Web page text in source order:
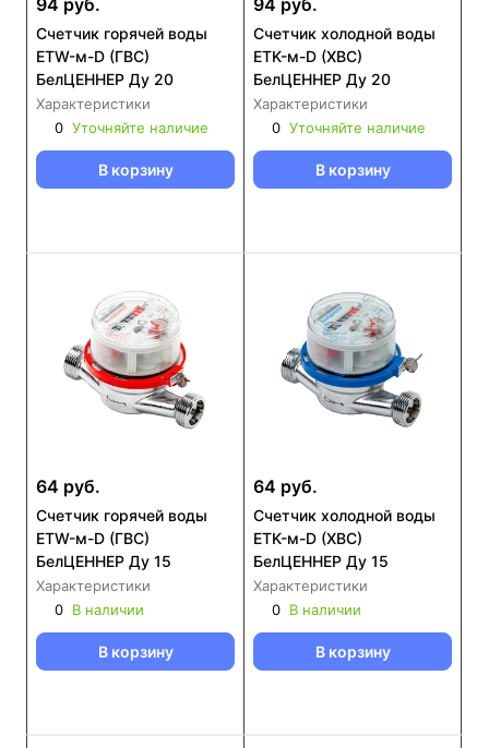
94 руб.
Счетчик горячей воды
ЕТW-м-D (ГВС)
БелЦЕННЕР Ду 20
Характеристики
0 Уточняйте наличие
В корзину
94 руб.
Счетчик холодной воды
ЕТK-м-D (ХВС)
БелЦЕННЕР Ду 20
Характеристики
0 Уточняйте наличие
В корзину
64 руб.
Счетчик горячей воды
ЕТW-м-D (ГВС)
БелЦЕННЕР Ду 15
Характеристики
0 В наличии
В корзину
64 руб.
Счетчик холодной воды
ЕТK-м-D (ХВС)
БелЦЕННЕР Ду 15
Характеристики
0 В наличии
В корзину